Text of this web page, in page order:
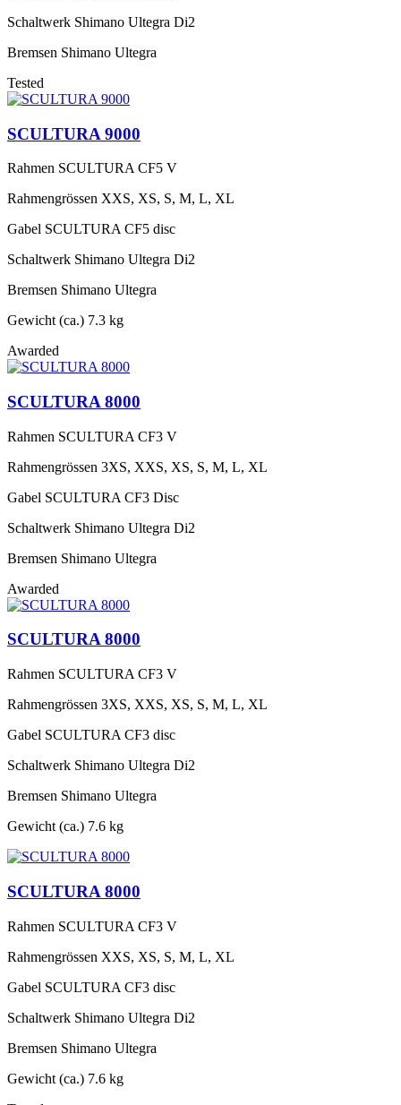
Schaltwerk Shimano Ultegra Di2
Bremsen Shimano Ultegra
Tested
SCULTURA 9000
Rahmen SCULTURA CF5 V
Rahmengrössen XXS, XS, S, M, L, XL
Gabel SCULTURA CF5 disc
Schaltwerk Shimano Ultegra Di2
Bremsen Shimano Ultegra
Gewicht (ca.) 7.3 kg
Awarded
SCULTURA 8000
Rahmen SCULTURA CF3 V
Rahmengrössen 3XS, XXS, XS, S, M, L, XL
Gabel SCULTURA CF3 Disc
Schaltwerk Shimano Ultegra Di2
Bremsen Shimano Ultegra
Awarded
SCULTURA 8000
Rahmen SCULTURA CF3 V
Rahmengrössen 3XS, XXS, XS, S, M, L, XL
Gabel SCULTURA CF3 disc
Schaltwerk Shimano Ultegra Di2
Bremsen Shimano Ultegra
Gewicht (ca.) 7.6 kg
SCULTURA 8000
Rahmen SCULTURA CF3 V
Rahmengrössen XXS, XS, S, M, L, XL
Gabel SCULTURA CF3 disc
Schaltwerk Shimano Ultegra Di2
Bremsen Shimano Ultegra
Gewicht (ca.) 7.6 kg